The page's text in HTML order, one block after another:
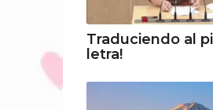
Traduciendo al
letra!